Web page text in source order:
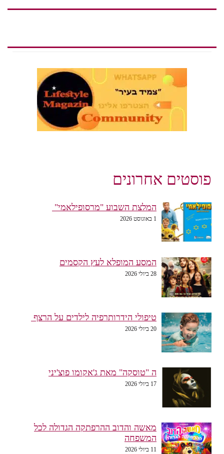
פוסטים אחרונים
המלצת השבוע "מרסופילאמי"
1 באוגוסט 2026
המסע המופלא לעץ הקסמים
28 ביולי 2026
טיפולי הידרותרפיה לילדים על הרצף
20 ביולי 2026
ה "טוסקה" מאת ג'אקומו פוצ'יני
17 ביולי 2026
מאשה והדוב ההרפתקה הגדולה לכל
המשפחה
11 ביולי 2026